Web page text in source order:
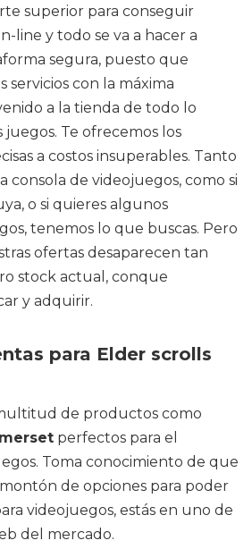
superior para conseguir
line y todo se va a hacer a
segura, puesto que
servicios con la máxima
a la tienda de todo lo
Te ofrecemos los
a costos insuperables. Tanto
consola de videojuegos, como si
o si quieres algunos
tenemos lo que buscas. Pero
ofertas desaparecen tan
stock actual, conque
y adquirir.
para Elder scrolls
de productos como
perfectos para el
Toma conocimiento de que
de opciones para poder
videojuegos, estás en uno de
del mercado.